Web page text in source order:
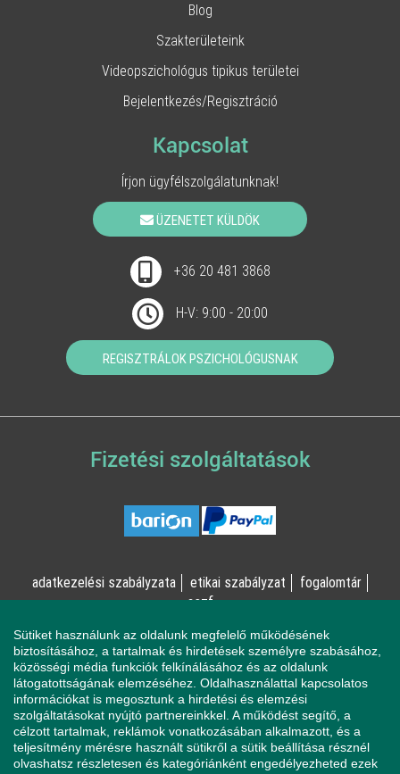
Blog
Szakterületeink
Videopszichológus tipikus területei
Bejelentkezés/Regisztráció
Kapcsolat
Írjon ügyfélszolgálatunknak!
ÜZENETET KÜLDÖK
+36 20 481 3868
H-V: 9:00 - 20:00
REGISZTRÁLOK PSZICHOLÓGUSNAK
Fizetési szolgáltatások
adatkezelési szabályzata etikai szabályzat
fogalomtár
aszf
© Online Pszichológia Kft. 2023 - Minden jog fenntartva!
2161 Csomád, Levente utca 14/A
Ha mentálisan instabil állapotban érzi magát, a magatartása
veszélyeztetheti Önt vagy a környezetében élőket, azonnal
forduljon a Sürgősségi Segélyvonalhoz (telefon: 112).
Sütiket használunk az oldalunk megfelelő működésének
biztosításához, a tartalmak és hirdetések személyre szabásához,
közösségi média funkciók felkínálásához és az oldalunk
látogatottságának elemzéséhez. Oldalhasználattal kapcsolatos
információkat is megosztunk a hirdetési és elemzési
szolgáltatásokat nyújtó partnereinkkel. A működést segítő, a
célzott tartalmak, reklámok vonatkozásában alkalmazott, és a
teljesítmény mérésre használt sütikről a sütik beállítása résznél
olvashatsz részletesen és kategóriánként engedélyezheted ezek